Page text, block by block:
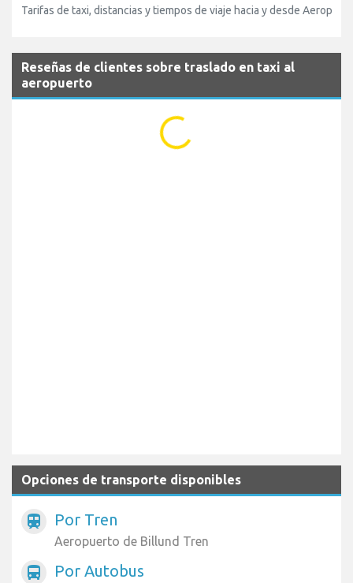
Tarifas de taxi, distancias y tiempos de viaje hacia y desde
Reseñas de clientes sobre traslado en taxi al
aeropuerto
...
Opciones de transporte disponibles
train Por Tren
Aeropuerto de Billund Tren
directions_bus Por Autobus